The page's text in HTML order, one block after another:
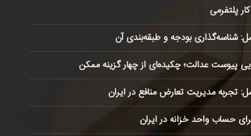
پلتفرمی
پیوست عدالت؛ چکیده‌ای از چهار گزینه ممکن
حساب واحد خزانه در ایران